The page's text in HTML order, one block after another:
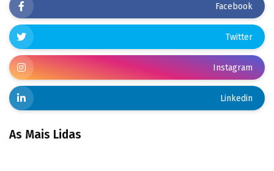
Facebook
Twitter
Instagram
Linkedin
As Mais Lidas